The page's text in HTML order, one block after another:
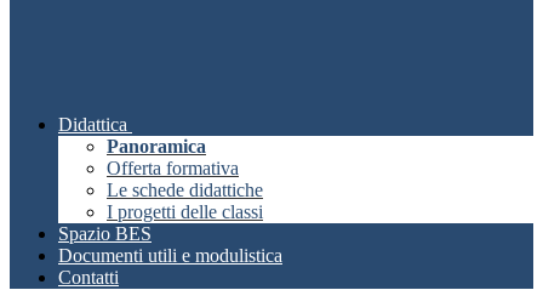
Didattica
Panoramica
Offerta formativa
Le schede didattiche
I progetti delle classi
Spazio BES
Documenti utili e modulistica
Contatti